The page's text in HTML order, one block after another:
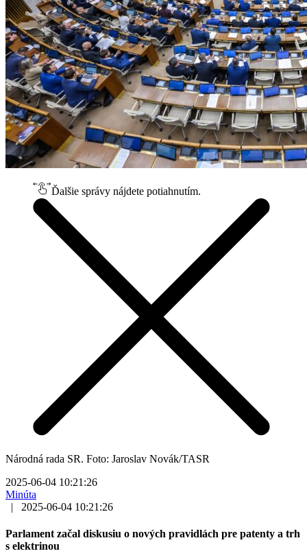
Ďalšie správy nájdete potiahnutím.
Národná rada SR. Foto: Jaroslav Novák/TASR
2025-06-04 10:21:26
Minúta
|
2025-06-04 10:21:26
Parlament začal diskusiu o nových pravidlách pre patenty a trh
s elektrinou